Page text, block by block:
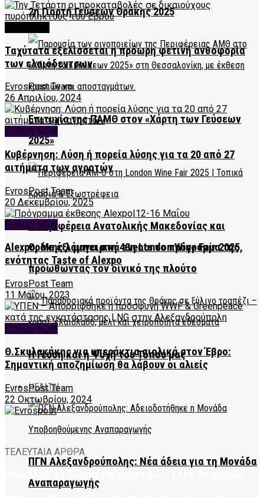
2η Γιορτή Γεύσεων Θράκης 2025
Επιτυχία της ΠΑΜΘ στον «Χάρτη των Γεύσεων
2025»
Η Περιφέρεια Ανατολικής Μακεδονίας και
Θράκης λάμπει στη 43η London Wine Fair 2025,
προωθώντας τον οινικό της πλούτο
Η Γεύση και η Ψυχή του Τόπου μας
HEALTH
ΠΓΝ Αλεξανδρούπολης: Νέα άδεια για τη Μονάδα
Αναπαραγωγής
Ταχύτατα εξελίσσεται η πρόωρη φετινή ανθοφορία
των ελαιόδεντρων
EvrosPost Team
26 Απριλίου, 2024
EVROS NOW
Κυβέρνηση: Λύση ή πορεία λύσης για τα 20 από 27
αιτήματα των αγροτών
EvrosPost Team
20 Δεκεμβρίου, 2025
EVROS NOW
Alexpo: Με έξι μαγειρικά events το πρόγραμμα της
ενότητας Taste of Alexpo
EvrosPost Team
11 Μαΐου, 2023
EVROS NOW
Θ.Σκυλακάκης για υπεράκτια αιολικά στον Έβρο:
Σημαντική αποζημίωση θα λάβουν οι αλιείς
EvrosPost Team
22 Οκτωβρίου, 2024
ΤΕΛΕΥΤΑΙΑ ΑΡΘΡΑ